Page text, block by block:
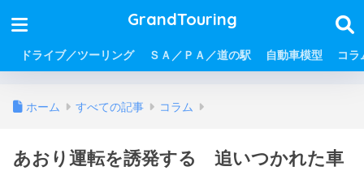
GrandTouring
ドライブ／ツーリング ＳＡ／ＰＡ／道の駅 自動車模型 コラ
ホーム すべての記事 コラム
あおり運転を誘発する 追いつかれた車